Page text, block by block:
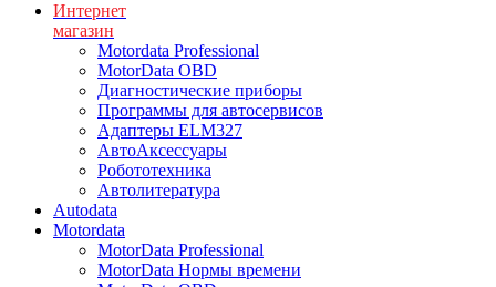
Интернет
магазин
Motordata Professional
MotorData OBD
Диагностические приборы
Программы для автосервисов
Адаптеры ELM327
АвтоАксессуары
Робототехника
Автолитература
Autodata
Motordata
MotorData Professional
MotorData Нормы времени